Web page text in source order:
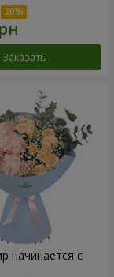
Заказать
начинается с